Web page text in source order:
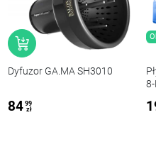
Dyfuzor GA.MA SH3010
84 99
zł